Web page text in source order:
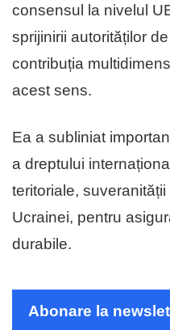
consensul la nivelul
sprijinirii autorităților
contribuția
acest sens.
Ea a subliniat
a dreptului
teritoriale,
Ucrainei, pentru
durabile.
Abonare la